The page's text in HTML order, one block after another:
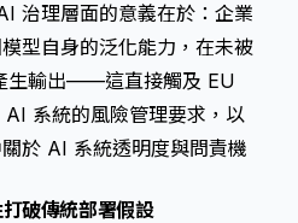
治理層面的意義在於：企業
型自身的泛化能力，在未被
生輸出——這直接觸及 EU
系統的風險管理要求，以
於 AI 系統透明度與問責機
破傳統部署假設